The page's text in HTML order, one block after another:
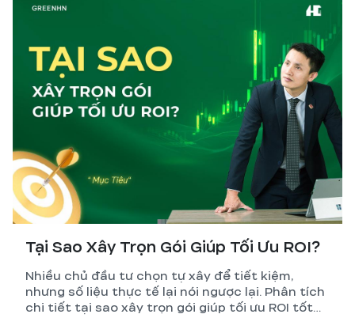
Tại Sao Xây Trọn Gói Giúp Tối Ưu ROI?
Nhiều chủ đầu tư chọn tự xây để tiết kiệm,
nhưng số liệu thực tế lại nói ngược lại. Phân tích
chi tiết tại sao xây trọn gói giúp tối ưu ROI tốt